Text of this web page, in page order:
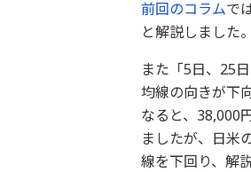
前回のコラムで
と解説しました。
また「5日、25
均線の向きが下
なると、38,000
ましたが、日米
線を下回り、解